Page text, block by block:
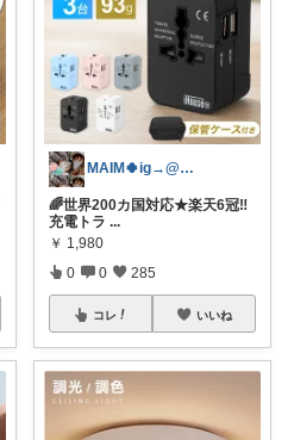
MAIM🍀ig→@maim_419
🌈世界200カ国対応★楽天6冠‼︎
充電トラ ...
￥ 1,980
0 0 285
コレ いいね